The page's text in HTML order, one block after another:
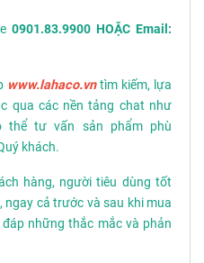
0901.83.9900 HOẶC Email:
www.lahaco.vntìm kiếm, lựa
qua các nền tảng chat như
thể tư vấn sản phẩm phù
khách.
hàng, người tiêu dùng tốt
cả trước và sau khi mua
những thắc mắc và phản